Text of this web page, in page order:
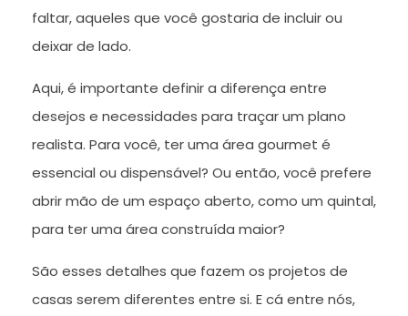
faltar, aqueles que você gostaria de incluir ou
deixar de lado.
Aqui, é importante definir a diferença entre
desejos e necessidades para traçar um plano
realista. Para você, ter uma área gourmet é
essencial ou dispensável? Ou então, você prefere
abrir mão de um espaço aberto, como um quintal,
para ter uma área construída maior?
São esses detalhes que fazem os projetos de
casas serem diferentes entre si. E cá entre nós,